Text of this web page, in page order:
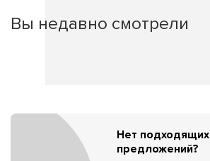
Вы недавно смотрели
Нет подходящих
предложений?